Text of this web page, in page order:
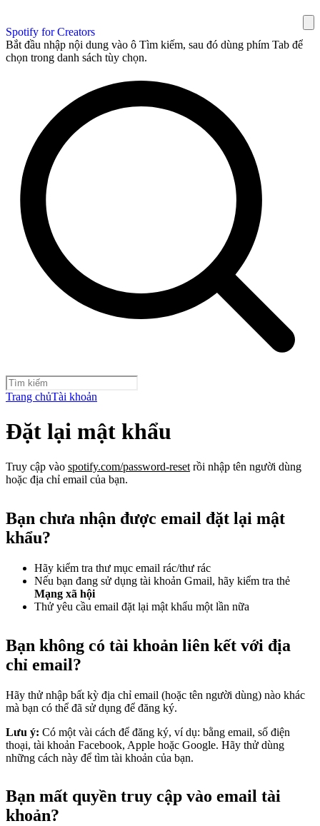
Spotify for Creators
Bắt đầu nhập nội dung vào ô Tìm kiếm, sau đó dùng phím Tab để
chọn trong danh sách tùy chọn.
Trang chủTài khoản
Đặt lại mật khẩu
Truy cập vào spotify.com/password-reset rồi nhập tên người dùng
hoặc địa chỉ email của bạn.
Bạn chưa nhận được email đặt lại mật
khẩu?
Hãy kiểm tra thư mục email rác/thư rác
Nếu bạn đang sử dụng tài khoản Gmail, hãy kiểm tra thẻ
Mạng xã hội
Thử yêu cầu email đặt lại mật khẩu một lần nữa
Bạn không có tài khoản liên kết với địa
chỉ email?
Hãy thử nhập bất kỳ địa chỉ email (hoặc tên người dùng) nào khác
mà bạn có thể đã sử dụng để đăng ký.
Lưu ý: Có một vài cách để đăng ký, ví dụ: bằng email, số điện
thoại, tài khoản Facebook, Apple hoặc Google. Hãy thử dùng
những cách này để tìm tài khoản của bạn.
Bạn mất quyền truy cập vào email tài
khoản?